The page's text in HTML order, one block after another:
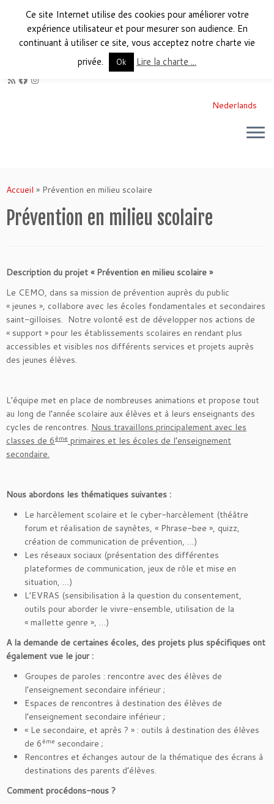
Nederlands
Accueil » Prévention en milieu scolaire
Prévention en milieu scolaire
Description du projet « Prévention en milieu scolaire »
Le CEMO, dans sa mission de prévention auprès du public
« jeunes », collabore avec les écoles fondamentales et secondaires
saint-gilloises. Notre volonté est de développer nos actions de
« support » pour les établissements scolaires en rendant plus
accessibles et visibles nos différents services et projets auprès
des jeunes élèves.
L’équipe met en place de nombreuses animations et propose tout
au long de l’année scolaire aux élèves et à leurs enseignants des
cycles de rencontres. Nous travaillons principalement avec les
classes de 6ème primaires et les écoles de l’enseignement
secondaire.
Nous abordons les thématiques suivantes :
Le harcèlement scolaire et le cyber-harcèlement (théâtre
forum et réalisation de saynètes, « Phrase-bee », quizz,
création de communication de prévention, …)
Les réseaux sociaux (présentation des différentes
plateformes de communication, jeux de rôle et mise en
situation, …)
L’EVRAS (sensibilisation à la question du consentement,
outils pour aborder le vivre-ensemble, utilisation de la
« mallette genre », …)
A la demande de certaines écoles, des projets plus spécifiques ont
également vue le jour :
Groupes de paroles : rencontre avec des élèves de
l’enseignement secondaire inférieur ;
Espaces de rencontres à destination des élèves de
l’enseignement secondaire inférieur ;
« Le secondaire, et après ? » : outils à destination des élèves
de 6ème secondaire ;
Rencontres et échanges autour de la thématique des écrans à
destinations des parents d’élèves.
Comment procédons-nous ?
Ce site Internet utilise des cookies pour améliorer votre
expérience utilisateur et pour mesurer son audience. En
continuant à utiliser ce site, vous acceptez notre charte vie
privée.
Ok Lire la charte ...